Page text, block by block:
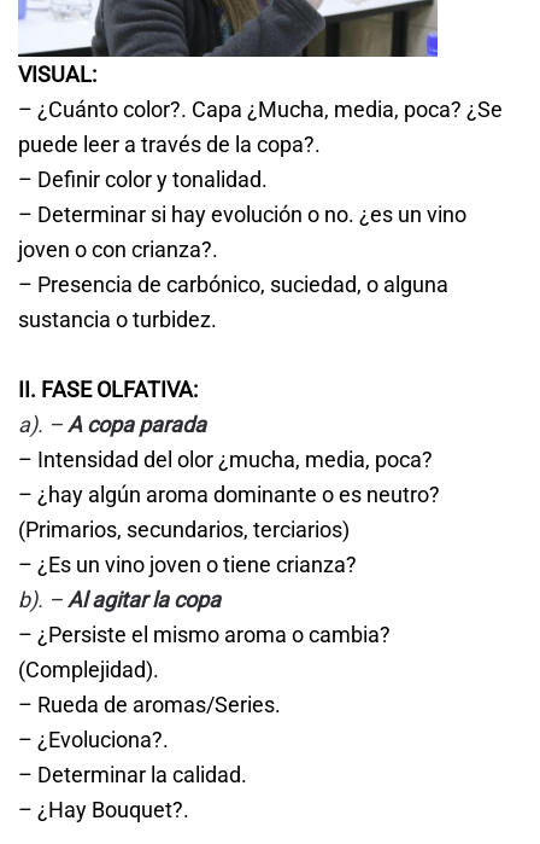
VISUAL:
– ¿Cuánto color?. Capa ¿Mucha, media, poca? ¿Se
puede leer a través de la copa?.
– Definir color y tonalidad.
– Determinar si hay evolución o no. ¿es un vino
joven o con crianza?.
– Presencia de carbónico, suciedad, o alguna
sustancia o turbidez.
II. FASE OLFATIVA:
a). –A copa parada
– Intensidad del olor ¿mucha, media, poca?
– ¿hay algún aroma dominante o es neutro?
(Primarios, secundarios, terciarios)
– ¿Es un vino joven o tiene crianza?
b). –Al agitar la copa
– ¿Persiste el mismo aroma o cambia?
(Complejidad).
– Rueda de aromas/Series.
– ¿Evoluciona?.
– Determinar la calidad.
– ¿Hay Bouquet?.